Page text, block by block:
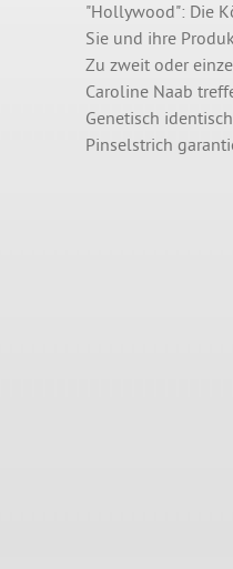
"Hollywood": Die
Sie und ihre
Zu zweit oder
Caroline Naab
Genetisch
Pinselstrich